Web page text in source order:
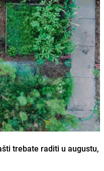
trebate raditi u augustu,